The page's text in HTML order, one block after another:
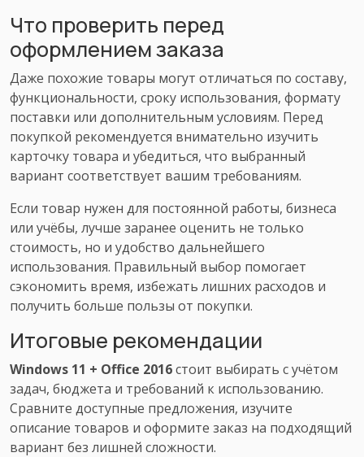
Что проверить перед
оформлением заказа
Даже похожие товары могут отличаться по составу,
функциональности, сроку использования, формату
поставки или дополнительным условиям. Перед
покупкой рекомендуется внимательно изучить
карточку товара и убедиться, что выбранный
вариант соответствует вашим требованиям.
Если товар нужен для постоянной работы, бизнеса
или учёбы, лучше заранее оценить не только
стоимость, но и удобство дальнейшего
использования. Правильный выбор помогает
сэкономить время, избежать лишних расходов и
получить больше пользы от покупки.
Итоговые рекомендации
Windows 11 + Office 2016стоит выбирать с учётом
задач, бюджета и требований к использованию.
Сравните доступные предложения, изучите
описание товаров и оформите заказ на подходящий
вариант без лишней сложности.